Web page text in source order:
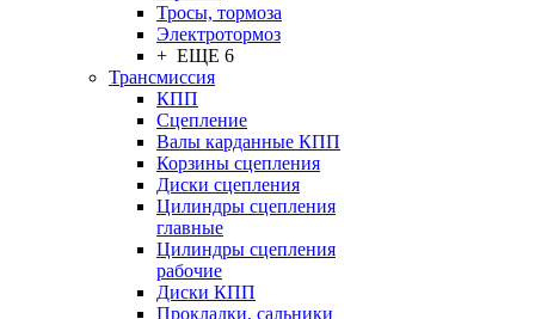
Тросы, тормоза
Электротормоз
+ ЕЩЕ 6
Трансмиссия
КПП
Сцепление
Валы карданные КПП
Корзины сцепления
Диски сцепления
Цилиндры сцепления
главные
Цилиндры сцепления
рабочие
Диски КПП
Прокладки, сальники